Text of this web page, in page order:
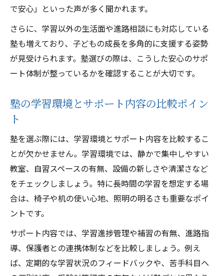
で安心」といった声が多く聞かれます。
さらに、学習以外の生活面や進路相談にも対応している
塾も増えており、子どもの成長を多角的に支援する姿勢
が見受けられます。塾選びの際は、こうした安心のサポ
ート体制が整っているかを確認することが大切です。
塾の学習環境とサポート内容の比較ポイン
ト
塾を選ぶ際には、学習環境とサポート内容を比較するこ
とが欠かせません。学習環境では、静かで集中しやすい
教室、自習スペースの有無、設備の新しさや清潔さなど
をチェックしましょう。特に長時間の学習を想定する場
合は、椅子や机の使い心地、照明の明るさも重要なポイ
ントです。
サポート内容では、学習進捗管理や補習の有無、進路指
導、保護者との連携体制などを比較しましょう。例え
ば、定期的な学習状況のフィードバックや、苦手科目へ